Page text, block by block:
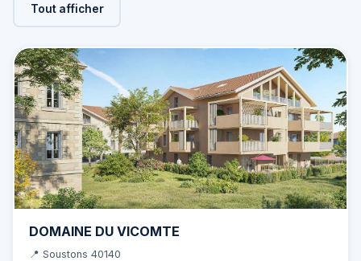
Tout afficher
DOMAINE DU VICOMTE
📍 Soustons 40140